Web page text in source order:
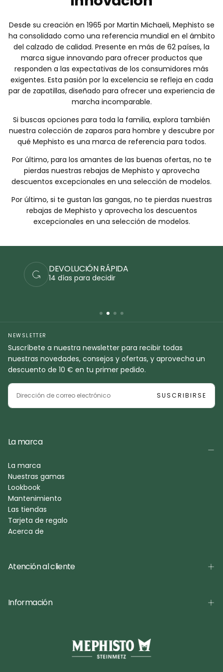
Desde su creación en 1965 por Martin Michaeli, Mephisto se
ha consolidado como una referencia mundial en el ámbito
del calzado de calidad. Presente en más de 62 países, la
marca sigue innovando para ofrecer productos que
responden a las expectativas de los consumidores más
exigentes. Esta pasión por la excelencia se refleja en cada
par de zapatillas, diseñado para ofrecer una experiencia de
marcha incomparable.
Si buscas opciones para toda la familia, explora también
nuestra colección de zaparos para hombre y descubre por
qué Mephisto es una marca de referencia para todos.
Por último, para los amantes de las buenas ofertas, no te
pierdas nuestras rebajas de Mephisto y aprovecha
descuentos excepcionales en una selección de modelos.
Por último, si te gustan las gangas, no te pierdas nuestras
rebajas de Mephisto y aprovecha los descuentos
excepcionales en una selección de modelos.
NEWSLETTER
Suscríbete a nuestra newsletter para recibir todas
nuestras novedades, consejos y ofertas, y aprovecha un
descuento de 10 € en tu primer pedido.
CORREO
ELECTRÓNICO
SUSCRIBIRSE
La marca
La marca
Nuestras gamas
Lookbook
Mantenimiento
Las tiendas
Tarjeta de regalo
Acerca de
Atención al cliente
Información